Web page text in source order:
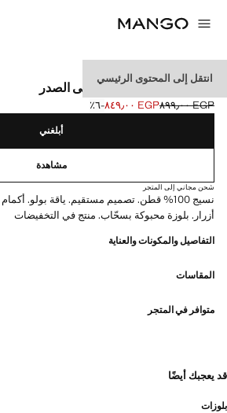
انتقل إلى المحتوى الرئيسي
قميص بولو قطني بجيب على الصدر
السعر الأول محذوف [EGP ٨٩٩٫٠٠ ]
EGP ٨٩٩٫٠٠
السعر الحالي [EGP ٨٤٩٫٠٠ ]EGP ٨٤٩٫٠٠ ؜-٦٪؜
حدد اللون
أبلغني
مشاهدة
شحن مجاني إلى المتجر
نسيج 100% قطن. تصميم مستقيم. ياقة بولو.
أزرار. بلوزة محبوكة بسحّاب. منتج في التخفيضات
التفاصيل والمكونات والعناية
المقاسات
متوافر في المتجر
قد يعجبك أيضًا
بلوزات